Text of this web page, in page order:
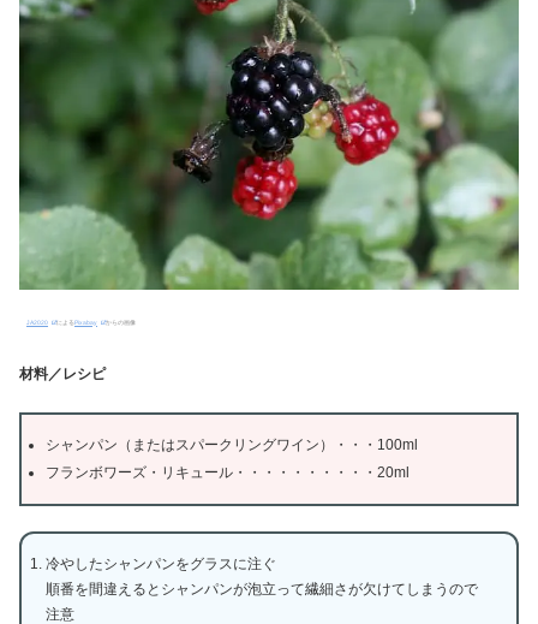
JA2020 によるPixabay からの画像
材料／レシピ
シャンパン（またはスパークリングワイン）・・・100ml
フランボワーズ・リキュール・・・・・・・・・・20ml
冷やしたシャンパンをグラスに注ぐ
順番を間違えるとシャンパンが泡立って繊細さが欠けてしまうので
注意